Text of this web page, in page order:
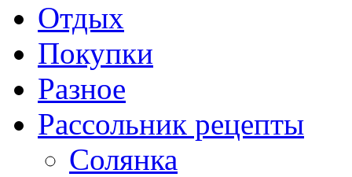
Отдых
Покупки
Разное
Рассольник рецепты
Солянка